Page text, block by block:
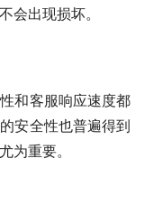
会出现损坏。
和客服响应速度都
安全性也普遍得到
为重要。